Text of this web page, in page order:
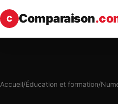
C Comparaison
Accueil/Éducation et formation/